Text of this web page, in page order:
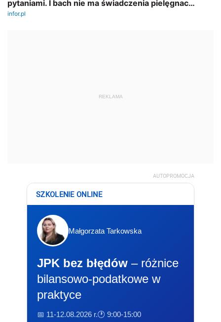
REKLAMA
AUTOPROMOCJA
SZKOLENIE ONLINE
Małgorzata Tarkowska
JPK bez błędów – różnice
bilansowo-podatkowe w
praktyce
📅 11-12.08.2026 r.🕐 9:00-15:00